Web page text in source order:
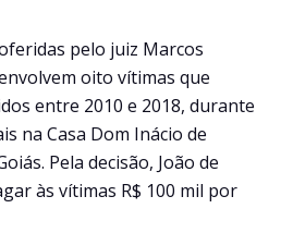
pelo juiz Marcos
oito vítimas que
entre 2010 e 2018, durante
na Casa Dom Inácio de
Pela decisão, João de
às vítimas R$ 100 mil por